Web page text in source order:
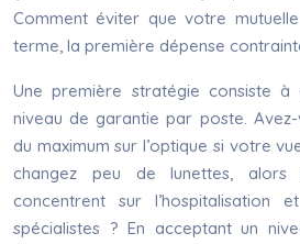
Comment éviter que votre
terme, la première dépense
Une première stratégie consiste
niveau de garantie par poste.
du maximum sur l’optique si votre
changez peu de lunettes,
concentrent sur l’hospitalisation
spécialistes ? En acceptant un